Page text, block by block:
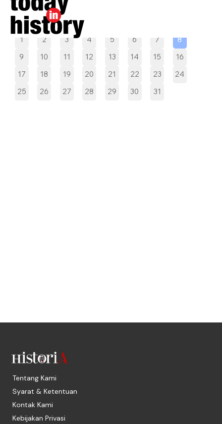
Pilih tanggal
1 2 3 4 5 6 7
8
9
10 11 12 13 14 15
16
17
18 19 20 21 22 23
24
25
26 27 28 29 30 31
Tentang Kami
Syarat & Ketentuan
Kontak Kami
Kebijakan Privasi